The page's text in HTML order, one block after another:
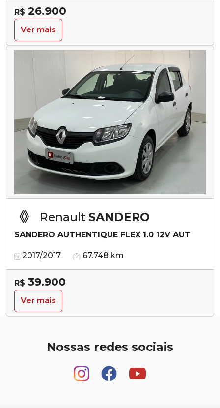
R$ 26.900
Ver mais
Renault SANDERO
SANDERO AUTHENTIQUE FLEX 1.0 12V AUT
2017/2017 67.748 km
R$ 39.900
Ver mais
Nossas redes sociais